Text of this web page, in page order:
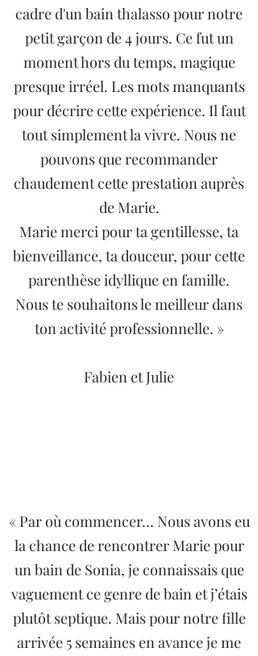
cadre d'un bain thalasso pour notre
petit garçon de 4 jours. Ce fut un
moment hors du temps, magique
presque irréel. Les mots manquants
pour décrire cette expérience. Il faut
tout simplement la vivre. Nous ne
pouvons que recommander
chaudement cette prestation auprès
de Marie.
Marie merci pour ta gentillesse, ta
bienveillance, ta douceur, pour cette
parenthèse idyllique en famille.
Nous te souhaitons le meilleur dans
ton activité professionnelle. »
Fabien et Julie
« Par où commencer… Nous avons eu
la chance de rencontrer Marie pour
un bain de Sonia, je connaissais que
vaguement ce genre de bain et j’étais
plutôt septique. Mais pour notre fille
arrivée 5 semaines en avance je me